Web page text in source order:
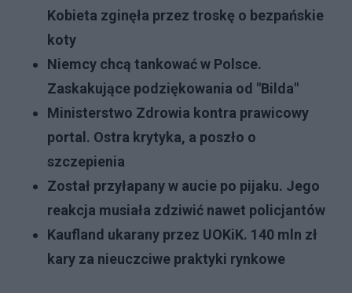
Kobieta zginęła przez troskę o bezpańskie
koty
Niemcy chcą tankować w Polsce.
Zaskakujące podziękowania od "Bilda"
Ministerstwo Zdrowia kontra prawicowy
portal. Ostra krytyka, a poszło o
szczepienia
Został przyłapany w aucie po pijaku. Jego
reakcja musiała zdziwić nawet policjantów
Kaufland ukarany przez UOKiK. 140 mln zł
kary za nieuczciwe praktyki rynkowe